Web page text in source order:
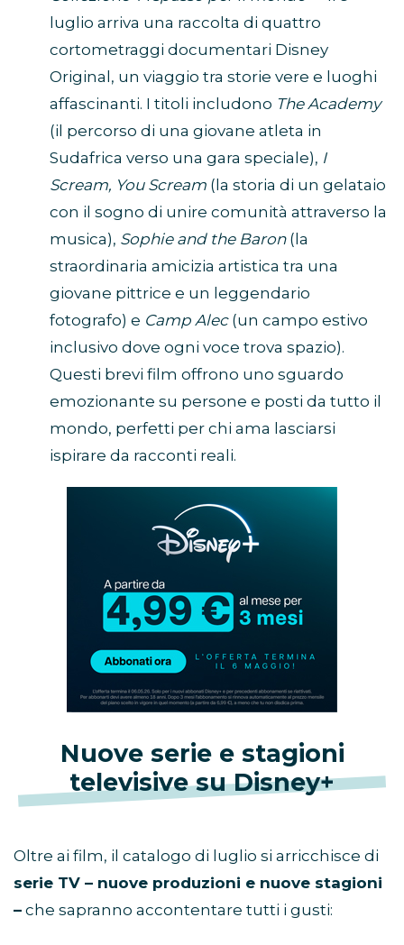
luglio arriva una raccolta di quattro
cortometraggi documentari Disney
Original, un viaggio tra storie vere e luoghi
affascinanti. I titoli includono The Academy
(il percorso di una giovane atleta in
Sudafrica verso una gara speciale), I
Scream, You Scream (la storia di un gelataio
con il sogno di unire comunità attraverso la
musica), Sophie and the Baron(la
straordinaria amicizia artistica tra una
giovane pittrice e un leggendario
fotografo) e Camp Alec(un campo estivo
inclusivo dove ogni voce trova spazio).
Questi brevi film offrono uno sguardo
emozionante su persone e posti da tutto il
mondo, perfetti per chi ama lasciarsi
ispirare da racconti reali.
promozione
Nuove serie e stagioni
televisive su Disney+
Oltre ai film, il catalogo di luglio si arricchisce di
serie TV – nuove produzioni e nuove stagioni
– che sapranno accontentare tutti i gusti: